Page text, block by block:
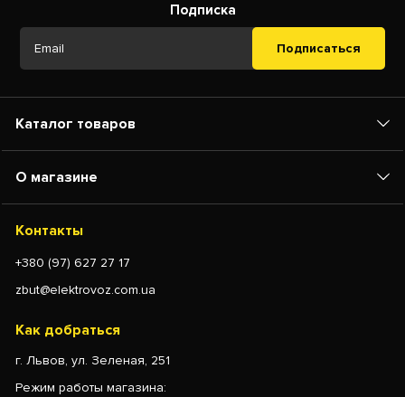
Подписка
Подписаться
Каталог товаров
О магазине
Контакты
+380 (97) 627 27 17
zbut@elektrovoz.com.ua
Как добраться
г. Львов, ул. Зеленая, 251
Режим работы магазина: